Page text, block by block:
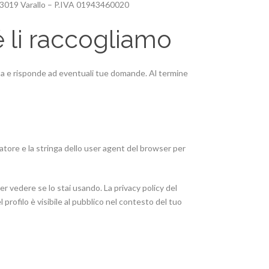
Varallo – P.IVA 01943460020
li raccogliamo
risponde ad eventuali tue domande. Al termine
e la stringa dello user agent del browser per
vedere se lo stai usando. La privacy policy del
profilo è visibile al pubblico nel contesto del tuo